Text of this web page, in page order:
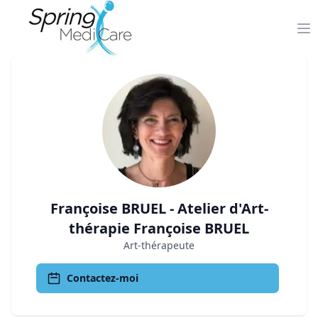
Françoise BRUEL-Atelier d'Art-
thérapie Françoise BRUEL
Art-thérapeute
Contactez-moi